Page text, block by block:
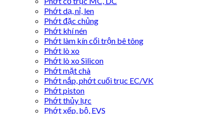
Phớt dạ, nỉ, len
Phớt đặc chủng
Phớt khí nén
Phớt làm kín cối trộn bê tông
Phớt lò xo
Phớt lò xo Silicon
Phớt mặt chà
Phớt nắp, phớt cuối trục EC/VK
Phớt piston
Phớt thủy lực
Phớt xếp, bộ, EVS